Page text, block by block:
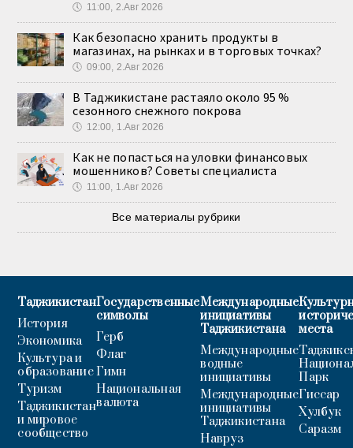
🕔 11:00, 2.Авг 2026
Как безопасно хранить продукты в
магазинах, на рынках и в торговых точках?
🕔 09:00, 2.Авг 2026
В Таджикистане растаяло около 95 %
сезонного снежного покрова
🕔 12:00, 1.Авг 2026
Как не попасться на уловки финансовых
мошенников? Советы специалиста
🕔 11:00, 1.Авг 2026
Все материалы рубрики
Таджикистан
История
Экономика
Культура и
образование
Туризм
Таджикистан
и мировое
сообщество
Государственные
символы
Герб
Флаг
Гимн
Национальная
валюта
Международные
инициативы
Таджикистана
Международные
водные
инициативы
Международные
инициативы
Таджикистана
Навруз
места
Парк
Гиссар
Хулбук
Саразм